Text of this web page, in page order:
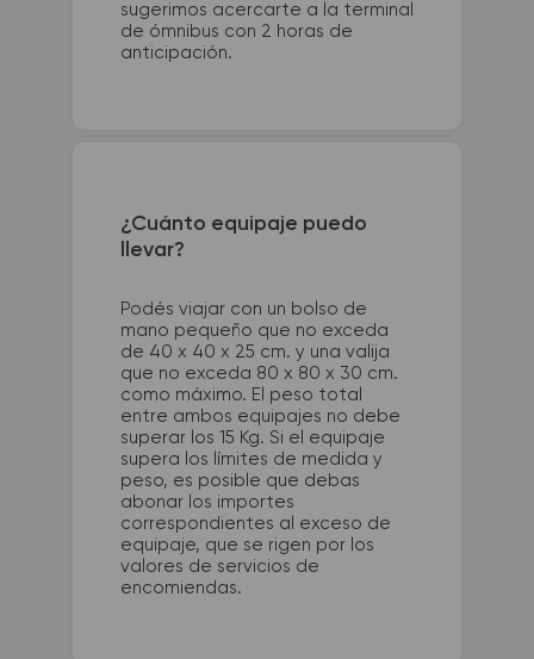
sugerimos acercarte a la terminal
de ómnibus con 2 horas de
anticipación.
¿Cuánto equipaje puedo
llevar?
Podés viajar con un bolso de
mano pequeño que no exceda
de 40 x 40 x 25 cm. y una valija
que no exceda 80 x 80 x 30 cm.
como máximo. El peso total
entre ambos equipajes no debe
superar los 15 Kg. Si el equipaje
supera los límites de medida y
peso, es posible que debas
abonar los importes
correspondientes al exceso de
equipaje, que se rigen por los
valores de servicios de
encomiendas.